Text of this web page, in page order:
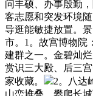
问丰硕、办事殷勤
客志愿和突发环境
导逛能敏捷放置。
市。1。故宫博物院
建群之一。金碧灿
赏识三大殿、后三
家收藏。
2。八达
山峦堆叠。攀爬长